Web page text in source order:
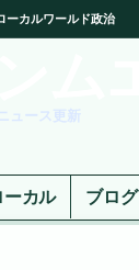
ーカルワールド政治
ュース更新
ーカル ブログ